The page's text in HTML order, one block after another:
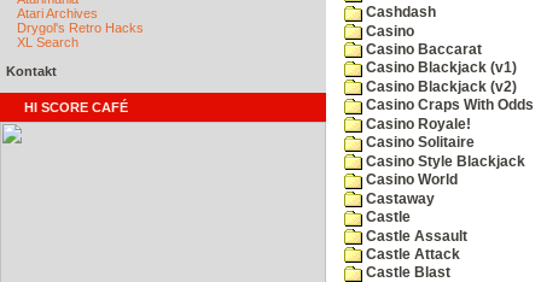
Atari Archives
Drygol's Retro Hacks
XL Search
Kontakt
HI SCORE CAFÉ
Cashdash
Casino
Casino Baccarat
Casino Blackjack (v1)
Casino Blackjack (v2)
Casino Craps With Odds
Casino Royale!
Casino Solitaire
Casino Style Blackjack
Casino World
Castaway
Castle
Castle Assault
Castle Attack
Castle Blast